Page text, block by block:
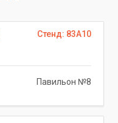
Стенд: 83A10
Павильон №8